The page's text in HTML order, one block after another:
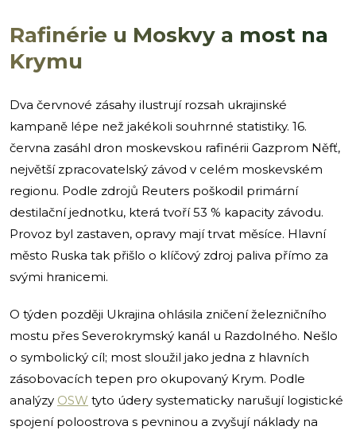
Rafinérie u Moskvy a most na
Krymu
Dva červnové zásahy ilustrují rozsah ukrajinské
kampaně lépe než jakékoli souhrnné statistiky. 16.
června zasáhl dron moskevskou rafinérii Gazprom Něfť,
největší zpracovatelský závod v celém moskevském
regionu. Podle zdrojů Reuters poškodil primární
destilační jednotku, která tvoří 53 % kapacity závodu.
Provoz byl zastaven, opravy mají trvat měsíce. Hlavní
město Ruska tak přišlo o klíčový zdroj paliva přímo za
svými hranicemi.
O týden později Ukrajina ohlásila zničení železničního
mostu přes Severokrymský kanál u Razdolného. Nešlo
o symbolický cíl; most sloužil jako jedna z hlavních
zásobovacích tepen pro okupovaný Krym. Podle
analýzy OSW tyto údery systematicky narušují logistické
spojení poloostrova s pevninou a zvyšují náklady na